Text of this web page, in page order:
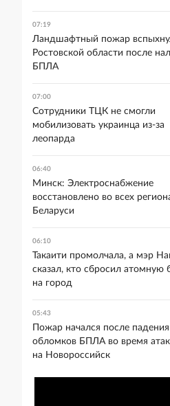
07:19
Ландшафтный пожар
Ростовской области после
БПЛА
07:00
Сотрудники ТЦК не смогли
мобилизовать украинца из-за
леопарда
06:40
Минск: Электроснабжение
восстановлено во всех
Беларуси
06:10
Такаити промолчала, а мэр
сказал, кто сбросил атомную
на город
05:43
Пожар начался после падения
обломков БПЛА во время
на Новороссийск